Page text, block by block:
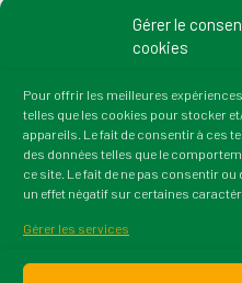
Gérer le
cookies
Pour offrir les meilleures
telles que les cookies pour stocker
appareils. Le fait de consentir à ces
des données telles que le
ce site. Le fait de ne pas consentir
un effet négatif sur certaines
Gérer les services
Gestion des cookies
Adresse :
2 rue du Professeur Marion
tél. : 03 80 72 64 50
fax : 03 80 36 45 38